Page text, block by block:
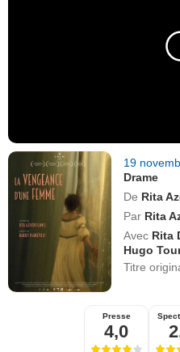
19
Drame
De Rita
Par Rita
Avec Rita
Hugo
Titre
Presse
4,0